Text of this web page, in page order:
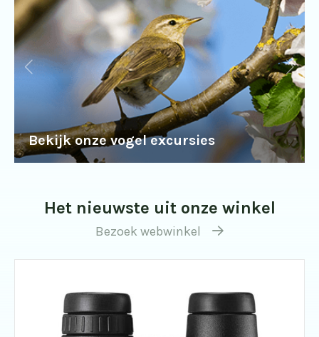
Bekijk onze vogel excursies
Het nieuwste uit onze winkel
Bezoek webwinkel